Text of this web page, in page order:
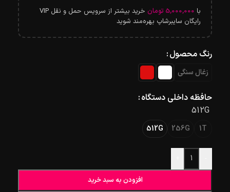
با 5,000,000 تومان
خرید بیشتر از سرویس حمل و نقل VIP
رایگان سایبرشاپ بهره‌مند شوید
رنگ محصول
زغال سنگی
حافظه داخلی دستگاه
512G
1T
256G
512G
افزودن به سبد خرید